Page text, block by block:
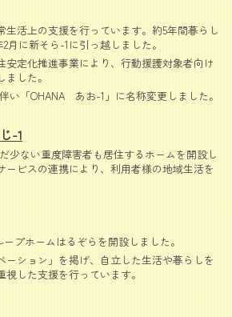
生活上の支援を行っています。約5年間暮らし
月に新そら-1に引っ越しました。
安定化推進事業により、行動援護対象者向け
ました。
い「OHANA あお-1」に名称変更しました。
-1
少ない重度障害者も居住するホームを開設し
ービスの連携により、利用者様の地域生活を
ープホームはるぞらを開設しました。
ーション」を掲げ、自立した生活や暮らしを
視した支援を行っています。